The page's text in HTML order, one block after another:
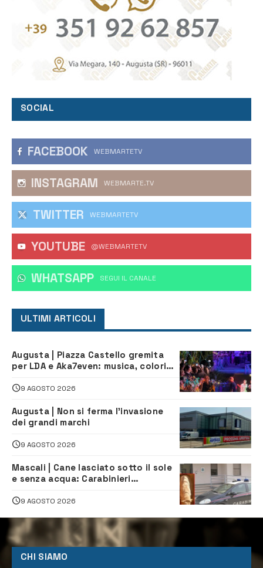
SOCIAL
FACEBOOK WEBMARTETV
INSTAGRAM WEBMARTE.TV
TWITTER WEBMARTETV
YOUTUBE @WEBMARTETV
WHATSAPP ‎SEGUI IL CANALE
ULTIMI ARTICOLI
Augusta | Piazza Castello gremita
per LDA e Aka7even: musica, colori
9 AGOSTO 2026
Augusta | Non si ferma l’invasione
dei grandi marchi
9 AGOSTO 2026
Mascali | Cane lasciato sotto il sole
e senza acqua: Carabinieri
9 AGOSTO 2026
CHI SIAMO